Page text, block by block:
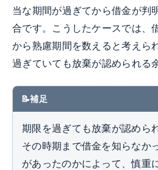
当な期間が過ぎてから借金が判
合です。こうしたケースでは、
から熟慮期間を数えると考えら
過ぎていても放棄が認められる
補足
期限を過ぎても放棄が認めら
その時期まで借金を知らなか
があったのかによって、慎重